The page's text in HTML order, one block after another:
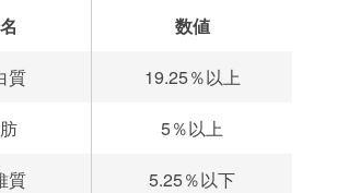
数値
質 19.25％以上
5％以上
質 5.25％以下